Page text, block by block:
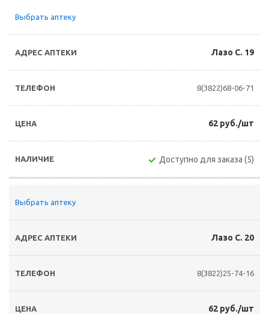
Выбрать аптеку
Лазо С. 19
8(3822)68-06-71
62 руб./шт
Доступно для заказа (5)
Выбрать аптеку
Лазо С. 20
8(3822)25-74-16
62 руб./шт